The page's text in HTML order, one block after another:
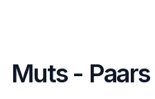
Muts - Paars